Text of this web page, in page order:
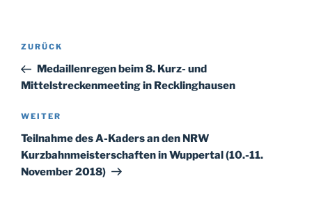
Beitragsnavigation
Vorheriger
Beitrag
ZURÜCK
Medaillenregen beim 8. Kurz- und
Mittelstreckenmeeting in Recklinghausen
Nächster
Beitrag
WEITER
Teilnahme des A-Kaders an den NRW
Kurzbahnmeisterschaften in Wuppertal (10.-11.
November 2018)